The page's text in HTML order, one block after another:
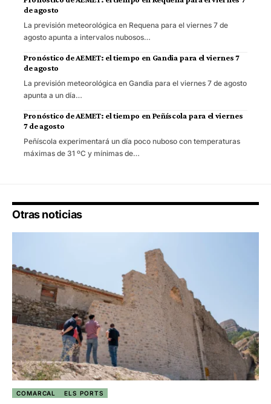
de agosto
La previsión meteorológica en Requena para el viernes 7 de
agosto apunta a intervalos nubosos…
Pronóstico de AEMET: el tiempo en Gandia para el viernes 7
de agosto
La previsión meteorológica en Gandia para el viernes 7 de agosto
apunta a un día…
Pronóstico de AEMET: el tiempo en Peñíscola para el viernes
7 de agosto
Peñíscola experimentará un día poco nuboso con temperaturas
máximas de 31 ºC y mínimas de…
Otras noticias
COMARCAL ELS PORTS